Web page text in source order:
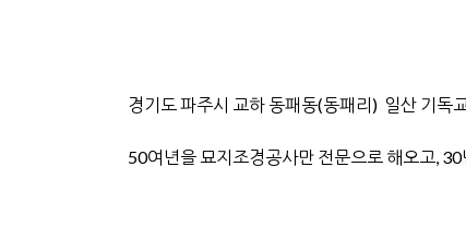
경기도 파주시 교하 동패동(동패리) 일산 기독
50여년을 묘지조경공사만 전문으로 해오고,